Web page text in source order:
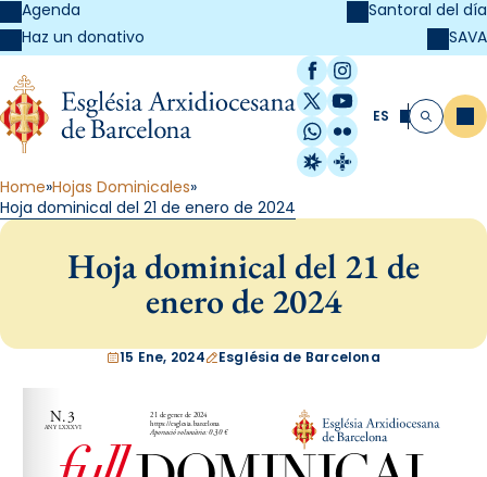
Agenda
Haz un donativo
Santoral del día
SAVA
Facebook
Instagram
X / Twitter
YouTube
WhatsApp
Flickr
Radio Estel
Catalunya
ES Buscar
Home Hojas Dominicales
Hoja dominical del 21 de enero de 2024
Hoja dominical del 21 de
enero de 2024
15 Ene, 2024 Església de Barcelona